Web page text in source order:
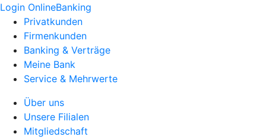
Login OnlineBanking
Privatkunden
Firmenkunden
Banking & Verträge
Meine Bank
Service & Mehrwerte
Über uns
Unsere Filialen
Mitgliedschaft